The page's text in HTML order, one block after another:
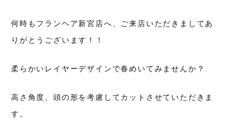
何時もフランヘア新宮店へ、ご来店いただきましてあ
りがとうございます！！
柔らかいレイヤーデザインで春めいてみませんか？
高さ角度、頭の形を考慮してカットさせていただきま
す。